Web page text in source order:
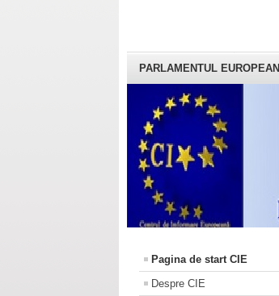
PARLAMENTUL EUROPEAN
Pagina de start CIE
Despre CIE